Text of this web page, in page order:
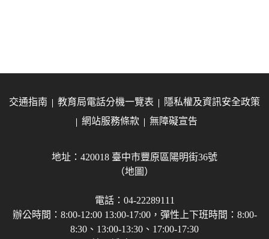
交通指南 教育局電話分機一覽表
隱私權及資訊安全政策
網站服務條款
無障礙宣告
地址：420018 臺中市豐原區陽明街36號
（地圖）
電話：04-22289111
辦公時間：8:00-12:00 13:00-17:00，彈性上下班時間：8:00-
8:30、13:00-13:30、17:00-17:30